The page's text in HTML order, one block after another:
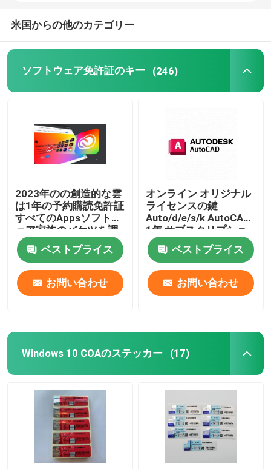
Windows Server 2025 について
Windowsサーバー2022年
Autodesk ソフトウェア
米国からの他のカテゴリー
ソフトウェア免許証のキー (246)
2023年のの創造的な雲
は1年の予約購読免許証
すべてのAppsソフトウ
ェア家族のバケツを調
整する
ベストプライス
お問い合わせ
オンライン オリジナル
ライセンスの鍵
Auto/d/e/s/k AutoCAD
1年 サブスクリプショ
ン
2024/2023/2022/2021
Windows/Mac/PC向け
作成ソフト
ベストプライス
お問い合わせ
Windows 10 COAのステッカー (17)